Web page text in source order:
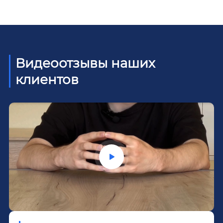
Видеоотзывы наших
клиентов